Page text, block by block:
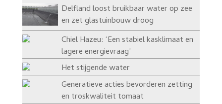
Delfland loost bruikbaar water op zee
en zet glastuinbouw droog
Chiel Hazeu: ‘Een stabiel kasklimaat en
lagere energievraag’
Het stijgende water
Generatieve acties bevorderen zetting
en troskwaliteit tomaat